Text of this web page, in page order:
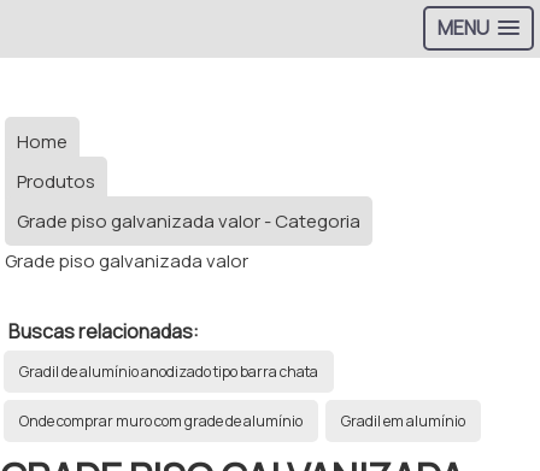
MENU
Home
Produtos
Grade piso galvanizada valor - Categoria
Grade piso galvanizada valor
Buscas relacionadas:
Gradil de alumínio anodizado tipo barra chata
Onde comprar muro com grade de alumínio Gradil em alumínio